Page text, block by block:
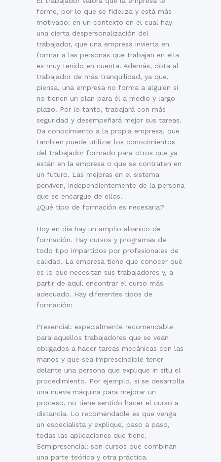
forme, por lo que se fideliza y está más
motivado: en un contexto en el cual hay
una cierta despersonalización del
trabajador, que una empresa invierta en
formar a las personas que trabajan en ella
es muy tenido en cuenta. Además, dota al
trabajador de más tranquilidad, ya que,
piensa, una empresa no forma a alguien si
no tienen un plan para él a medio y largo
plazo. Por lo tanto, trabajará con más
seguridad y desempeñará mejor sus tareas.
Da conocimiento a la propia empresa, que
también puede utilizar los conocimientos
del trabajador formado para otros que ya
están en la empresa o que se contraten en
un futuro. Las mejoras en el sistema
perviven, independientemente de la persona
que se encargue de ellos.
¿Qué tipo de formación es necesaria?
Hoy en día hay un amplio abanico de
formación. Hay cursos y programas de
todo tipo impartidos por profesionales de
calidad. La empresa tiene que conocer qué
es lo que necesitan sus trabajadores y, a
partir de aquí, encontrar el curso más
adecuado. Hay diferentes tipos de
formación:
Presencial: especialmente recomendable
para aquellos trabajadores que se vean
obligados a hacer tareas mecánicas con las
manos y que sea imprescindible tener
delante una persona que explique in situ el
procedimiento. Por ejemplo, si se desarrolla
una nueva máquina para mejorar un
proceso, no tiene sentido hacer el curso a
distancia. Lo recomendable es que venga
un especialista y explique, paso a paso,
todas las aplicaciones que tiene.
Semipresencial: son cursos que combinan
una parte teórica y otra práctica.